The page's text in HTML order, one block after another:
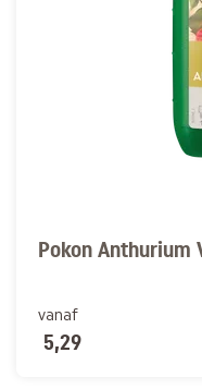
Pokon Anthurium
vanaf
5,29